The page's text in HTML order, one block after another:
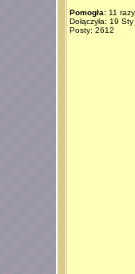
Pomogła:11 razy
Dołączyła: 19
Posty: 2612